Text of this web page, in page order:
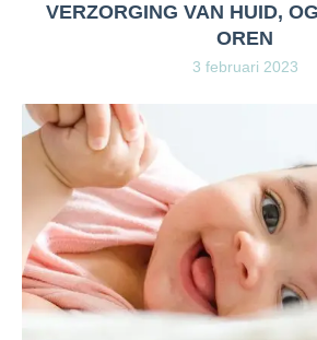
VERZORGING VAN HUID,
OREN
3 februari 2023